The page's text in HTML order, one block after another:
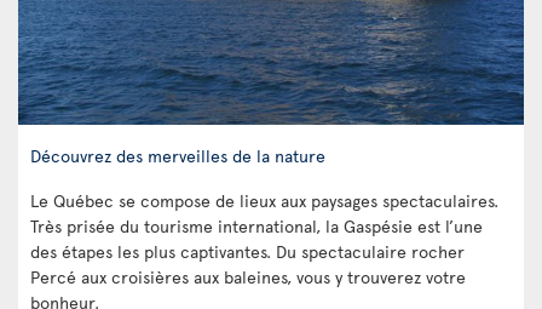
Découvrez des merveilles de la nature
Le Québec se compose de lieux aux paysages spectaculaires.
Très prisée du tourisme international, la Gaspésie est l’une
des étapes les plus captivantes. Du spectaculaire rocher
Percé aux croisières aux baleines, vous y trouverez votre
bonheur.